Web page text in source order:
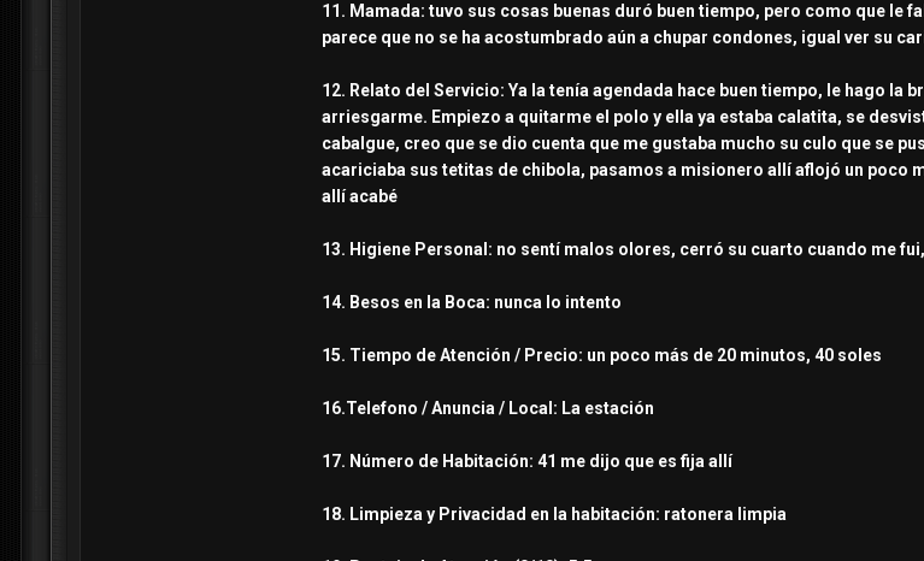
11. Mamada: tuvo sus cosas buenas duró buen tiempo, pero como que le
parece que no se ha acostumbrado aún a chupar condones, igual ver su
12. Relato del Servicio: Ya la tenía agendada hace buen tiempo, le hago
arriesgarme. Empiezo a quitarme el polo y ella ya estaba calatita, se
cabalgue, creo que se dio cuenta que me gustaba mucho su culo que se
acariciaba sus tetitas de chibola, pasamos a misionero allí aflojó un poco
allí acabé
13. Higiene Personal: no sentí malos olores, cerró su cuarto cuando me
14. Besos en la Boca: nunca lo intento
15. Tiempo de Atención / Precio: un poco más de 20 minutos, 40 soles
16.Telefono / Anuncia / Local: La estación
17. Número de Habitación: 41 me dijo que es fija allí
18. Limpieza y Privacidad en la habitación: ratonera limpia